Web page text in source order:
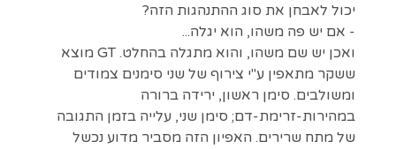
יכול לאבחן את סוג ההתנהגות הזה?
- אם יש פה משהו, הוא יגלה...
ואכן יש שם משהו, והוא מתגלה בהחלט. GT מוצא
ששקר מתאפין ע"י צירוף של שני סימנים צמודים
ומשולבים. סימן ראשון, ירידה ברורה
במהירות-זרימת-דם; סימן שני, עלייה בזמן התגובה
של מתח שרירים. האפיון הזה מסביר מדוע נכשל